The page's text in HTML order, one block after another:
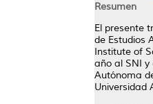
Resumen
El presente
de Estudios
Institute of
año al SNI y
Autónoma
Universidad